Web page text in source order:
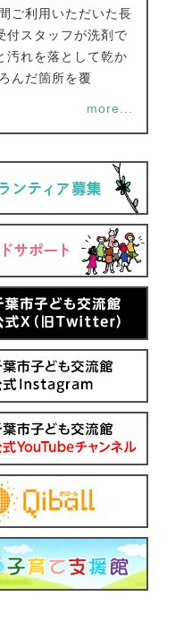
ご利用いただいた長
付スタッフが洗剤で
汚れを落として乾か
んだ箇所を覆
more...